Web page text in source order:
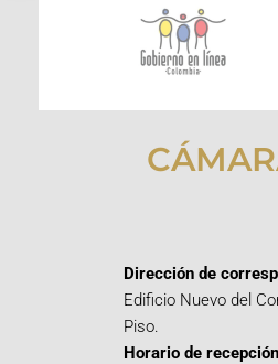
Dirección de
Edificio Nuevo del
Piso.
Horario de